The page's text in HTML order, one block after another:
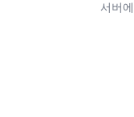
서버